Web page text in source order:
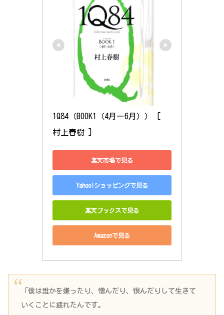
1Q84（BOOK1（4月ー6月）） [
村上春樹 ]
楽天市場で見る
Yahoo!ショッピングで見る
楽天ブックスで見る
Amazonで見る
「僕は誰かを嫌ったり、憎んだり、恨んだりして生きて
いくことに疲れたんです。